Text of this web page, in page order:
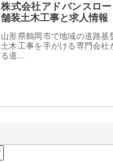
株式会社アドバンスロ
舗装土木工事と求人情報
山形県鶴岡市で地域の道路
土木工事を手がける専門会社
る道…